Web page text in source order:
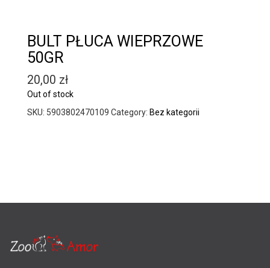
BULT PŁUCA WIEPRZOWE
50GR
20,00 zł
Out of stock
SKU: 5903802470109 Category: Bez kategorii